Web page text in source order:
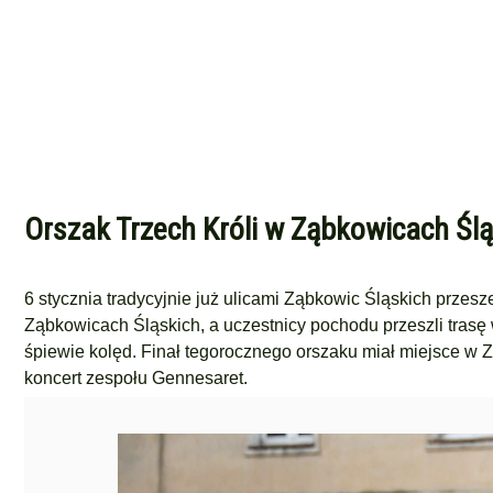
Orszak Trzech Króli w Ząbkowicach
6 stycznia tradycyjnie już ulicami Ząbkowic Śląskich
Ząbkowicach Śląskich, a uczestnicy pochodu przeszli
śpiewie kolęd. Finał tegorocznego orszaku miał miejsce
koncert zespołu Gennesaret.